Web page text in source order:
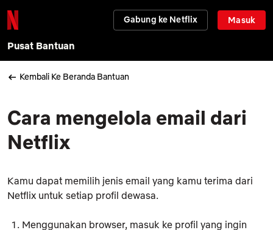
Gabung ke Netflix Masuk
Pusat Bantuan
Kembali Ke Beranda Bantuan
Cara mengelola email dari
Netflix
Kamu dapat memilih jenis email yang kamu terima dari
Netflix untuk setiap profil dewasa.
Menggunakan browser, masuk ke profil yang ingin